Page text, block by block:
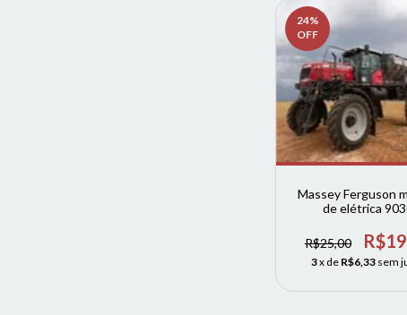
24%
OFF
Massey Ferguson
de elétrica
R$25,00
3x de R$6,33 sem